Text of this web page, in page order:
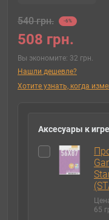
540 грн. -6%
508 грн.
Вы экономите: 32 грн.
Нашли дешевле?
Хотите узнать, когда
Аксесуары к игре
65